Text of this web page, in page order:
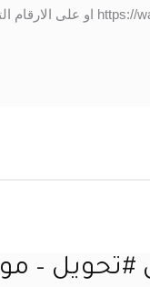
#تحويل